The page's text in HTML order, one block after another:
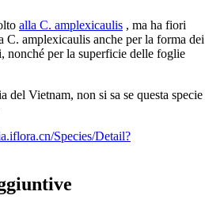
alla C. amplexicaulis , ma ha fiori
C. amplexicaulis anche per la forma dei
per la superficie delle foglie
del Vietnam, non si sa se questa specie
Species/Detail?